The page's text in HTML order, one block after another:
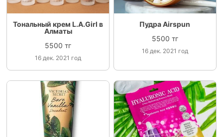
Тональный крем L.A.Girl в
Алматы
5500 тг
16 дек. 2021 год
Пудра Airspun
5500 тг
16 дек. 2021 год